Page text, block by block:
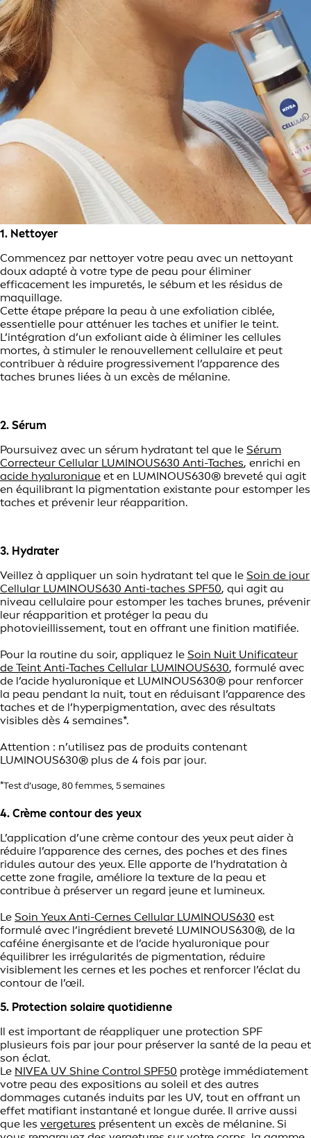
1. Nettoyer
Commencez par nettoyer votre peau avec un nettoyant
doux adapté à votre type de peau pour éliminer
efficacement les impuretés, le sébum et les résidus de
maquillage.
Cette étape prépare la peau à une exfoliation ciblée,
essentielle pour atténuer les taches et unifier le teint.
L’intégration d’un exfoliant aide à éliminer les cellules
mortes, à stimuler le renouvellement cellulaire et peut
contribuer à réduire progressivement l’apparence des
taches brunes liées à un excès de mélanine.
2. Sérum
Poursuivez avec un sérum hydratant tel que le Sérum
Correcteur Cellular LUMINOUS630 Anti-Taches, enrichi en
acide hyaluronique et en LUMINOUS630® breveté qui agit
en équilibrant la pigmentation existante pour estomper les
taches et prévenir leur réapparition.
3. Hydrater
Veillez à appliquer un soin hydratant tel que le Soin de jour
Cellular LUMINOUS630 Anti-taches SPF50, qui agit au
niveau cellulaire pour estomper les taches brunes, prévenir
leur réapparition et protéger la peau du
photovieillissement, tout en offrant une finition matifiée.
Pour la routine du soir, appliquez le Soin Nuit Unificateur
de Teint Anti-Taches Cellular LUMINOUS630, formulé avec
de l’acide hyaluronique et LUMINOUS630® pour renforcer
la peau pendant la nuit, tout en réduisant l’apparence des
taches et de l’hyperpigmentation, avec des résultats
visibles dès 4 semaines*.
Attention : n’utilisez pas de produits contenant
LUMINOUS630® plus de 4 fois par jour.
*Test d’usage, 80 femmes, 5 semaines
4. Crème contour des yeux
L’application d’une crème contour des yeux peut aider à
réduire l’apparence des cernes, des poches et des fines
ridules autour des yeux. Elle apporte de l’hydratation à
cette zone fragile, améliore la texture de la peau et
contribue à préserver un regard jeune et lumineux.
Le Soin Yeux Anti-Cernes Cellular LUMINOUS630 est
formulé avec l’ingrédient breveté LUMINOUS630®, de la
caféine énergisante et de l’acide hyaluronique pour
équilibrer les irrégularités de pigmentation, réduire
visiblement les cernes et les poches et renforcer l’éclat du
contour de l’œil.
5. Protection solaire quotidienne
Il est important de réappliquer une protection SPF
plusieurs fois par jour pour préserver la santé de la peau et
son éclat.
Le NIVEA UV Shine Control SPF50 protège immédiatement
votre peau des expositions au soleil et des autres
dommages cutanés induits par les UV, tout en offrant un
effet matifiant instantané et longue durée. Il arrive aussi
que les vergetures présentent un excès de mélanine. Si